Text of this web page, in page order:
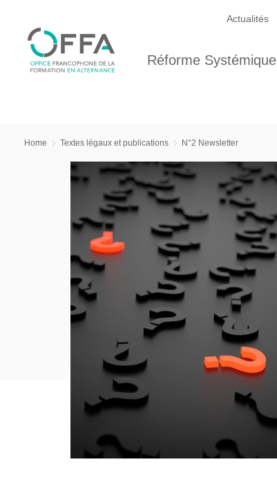
Actualités
Réforme Systémique
Home Textes légaux et publications N°2 Newsletter